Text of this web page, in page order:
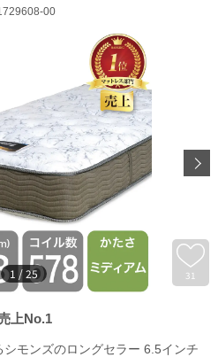
00
31
1 /25
上No.1
モンズのロングセラー 6.5インチ